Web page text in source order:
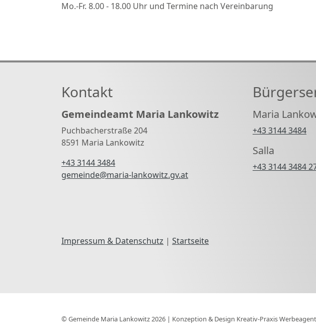
Mo.-Fr. 8.00 - 18.00 Uhr und Termine nach Vereinbarung
Kontakt
Gemeindeamt Maria Lankowitz
Puchbacherstraße 204
8591 Maria Lankowitz
+43 3144 3484
gemeinde@maria-lankowitz.gv.at
Maria
+43 3144 3484
Salla
+43 3144 3484
Impressum & Datenschutz | Startseite
© Gemeinde Maria Lankowitz 2026 | Konzeption & Design Kreativ-Praxis